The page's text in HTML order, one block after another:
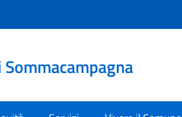
Sommacampagna